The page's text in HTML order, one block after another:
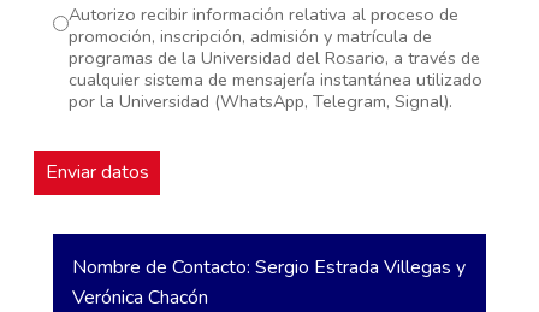
Autorizo recibir información relativa al proceso de
promoción, inscripción, admisión y matrícula de
programas de la Universidad del Rosario, a través de
cualquier sistema de mensajería instantánea utilizado
por la Universidad (WhatsApp, Telegram, Signal).
Nombre de Contacto: Sergio Estrada Villegas y
Verónica Chacón